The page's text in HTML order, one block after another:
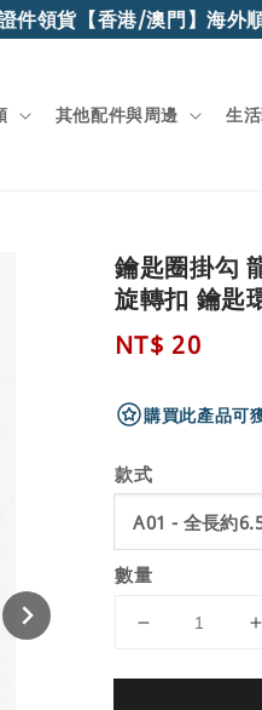
件領貨【香港/澳門】海外
其他配件與周邊 生
鑰匙圈掛勾
旋轉扣 鑰匙
Regular
NT$ 20
購買此產品可
款式
數量